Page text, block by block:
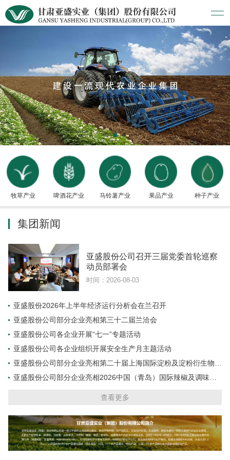
牧草产业 啤酒花产业 马铃薯产业 果品产业 种子产业
集团新闻
亚盛股份公司召开三届党委首轮巡察
动员部署会
时间：2026-08-03
亚盛股份2026年上半年经济运行分析会在兰召开
亚盛股份公司部分企业亮相第三十二届兰洽会
亚盛股份公司各企业开展“七一”专题活动
亚盛股份公司各企业组织开展安全生产月主题活动
亚盛股份公司部分企业亮相第二十届上海国际淀粉及淀粉衍生物展
览会
亚盛股份公司部分企业亮相2026中国（青岛）国际辣椒及调味料
查看更多